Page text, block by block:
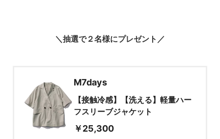
＼抽選で２名様にプレゼント／
M7days
【接触冷感】【洗える】軽量ハー
フスリーブジャケット
￥25,300